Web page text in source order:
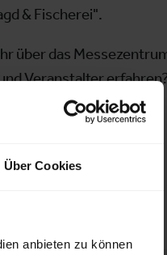
Über Cookies
anbieten zu können
& Fischerei".
über das
Veranstalter
VERANSTALTER